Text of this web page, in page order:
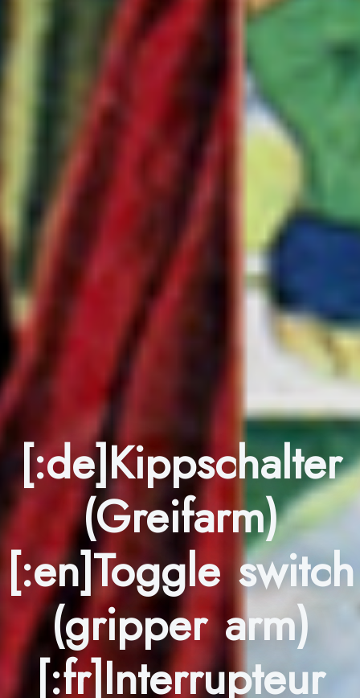
[:de]Kippschalter
(Greifarm)
[:en]Toggle switch
(gripper arm)
[:fr]Interrupteur